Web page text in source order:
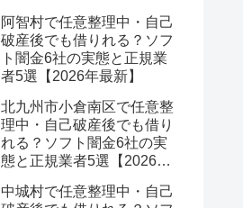
阿智村で任意整理中・自己
破産後でも借りれる？ソフ
ト闇金6社の実態と正規業
者5選【2026年最新】
北九州市小倉南区で任意整
理中・自己破産後でも借り
れる？ソフト闇金6社の実
態と正規業者5選【2026年
中城村で任意整理中・自己